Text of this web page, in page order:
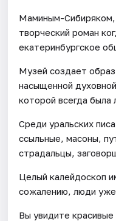
Маминым-Сибиряком,
творческий роман
екатеринбургское
Музей создает образ
насыщенной
которой всегда была
Среди уральских
ссыльные, масоны,
страдальцы,
Целый калейдоскоп
сожалению, люди уже
Вы увидите